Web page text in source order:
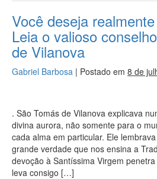
Você deseja
Leia o valioso
de Vilanova
Gabriel Barbosa | Postado em 8 de
. São Tomás de Vilanova explicava
divina aurora, não somente para o
cada alma em particular. Ele
grande verdade que nos ensina a
devoção à Santíssima Virgem
leva consigo […]